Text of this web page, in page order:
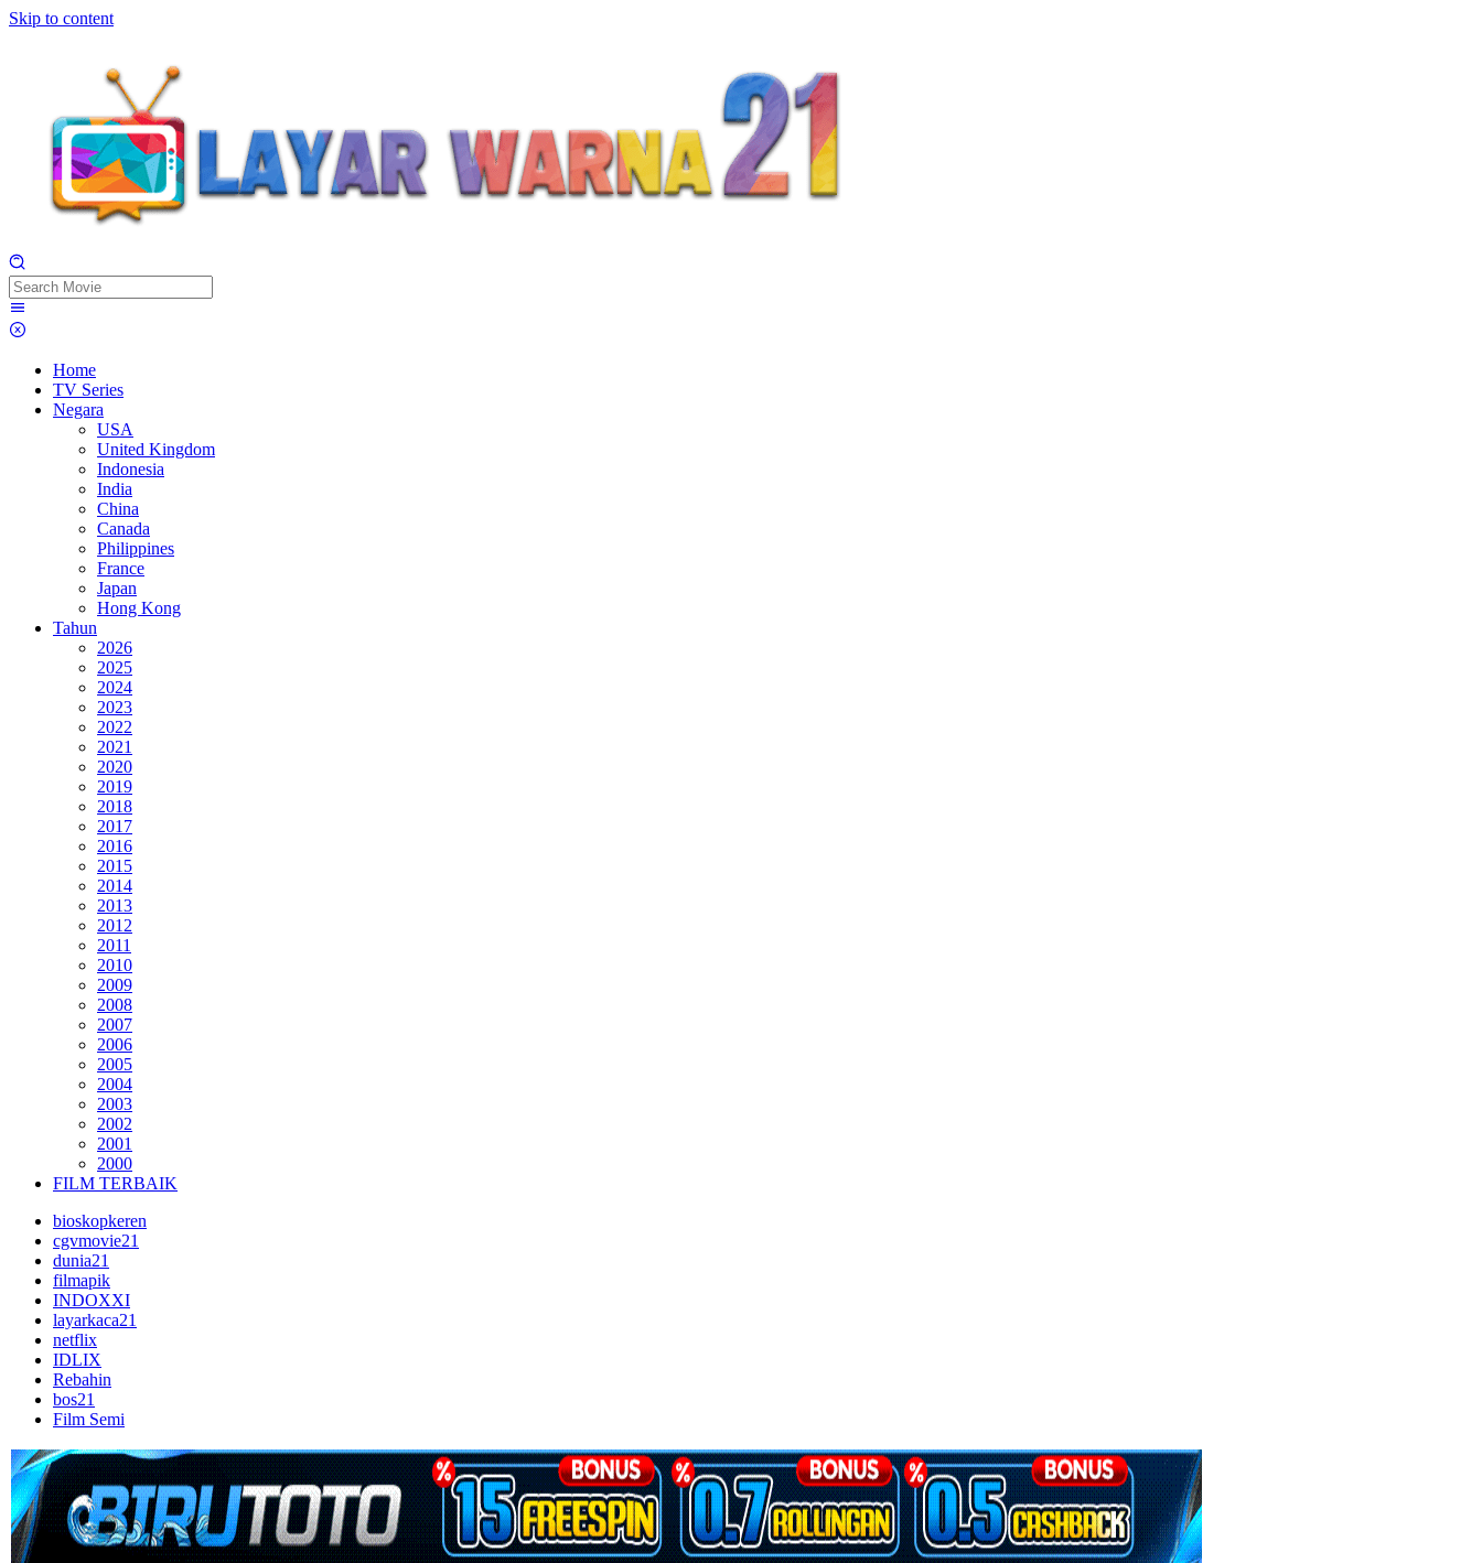
Skip to content
Home
TV Series
Negara
USA
United Kingdom
Indonesia
India
China
Canada
Philippines
France
Japan
Hong Kong
Tahun
2026
2025
2024
2023
2022
2021
2020
2019
2018
2017
2016
2015
2014
2013
2012
2011
2010
2009
2008
2007
2006
2005
2004
2003
2002
2001
2000
FILM TERBAIK
bioskopkeren
cgvmovie21
dunia21
filmapik
INDOXXI
layarkaca21
netflix
IDLIX
Rebahin
bos21
Film Semi